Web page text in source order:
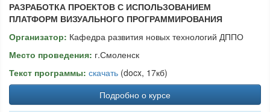
РАЗРАБОТКА ПРОЕКТОВ С ИСПОЛЬЗОВАНИЕМ
ПЛАТФОРМ ВИЗУАЛЬНОГО ПРОГРАММИРОВАНИЯ
Организатор: Кафедра развития новых технологий ДППО
Место проведения: г.Смоленск
Текст программы: скачать (docx, 17кб)
Подробно о курсе